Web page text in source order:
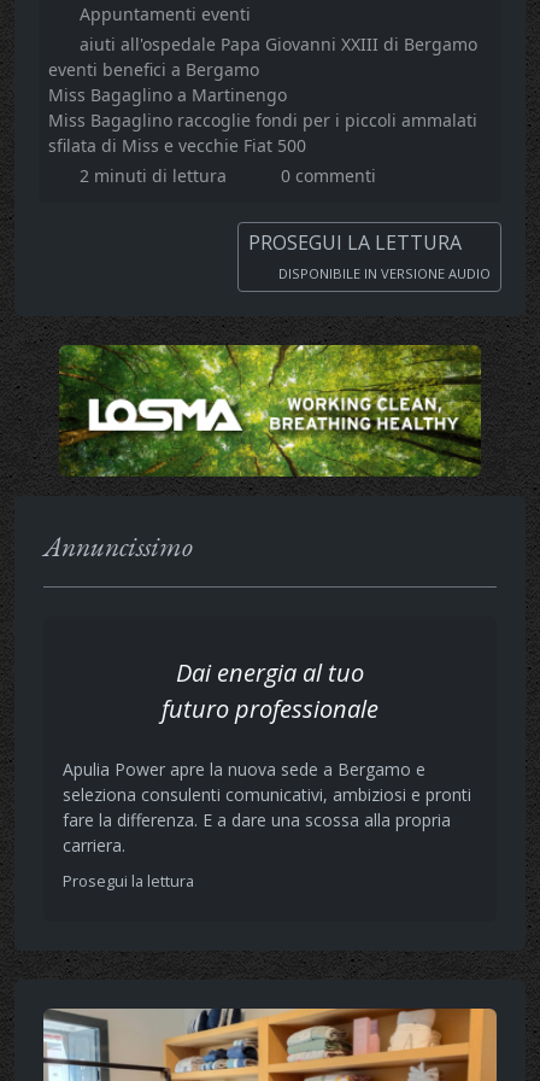
Appuntamenti eventi
aiuti all'ospedale Papa Giovanni XXIII di Bergamo
eventi benefici a Bergamo
Miss Bagaglino a Martinengo
Miss Bagaglino raccoglie fondi per i piccoli ammalati
sfilata di Miss e vecchie Fiat 500
2 minuti di lettura
0 commenti
PROSEGUI LA LETTURA
DISPONIBILE IN VERSIONE AUDIO
Annuncissimo
Dai energia al tuo
futuro professionale
Apulia Power apre la nuova sede a Bergamo e
seleziona consulenti comunicativi, ambiziosi e pronti
fare la differenza. E a dare una scossa alla propria
carriera.
Prosegui la lettura